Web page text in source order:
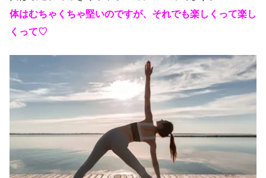
体はむちゃくちゃ堅いのですが、それでも楽しくって楽し
くって♡